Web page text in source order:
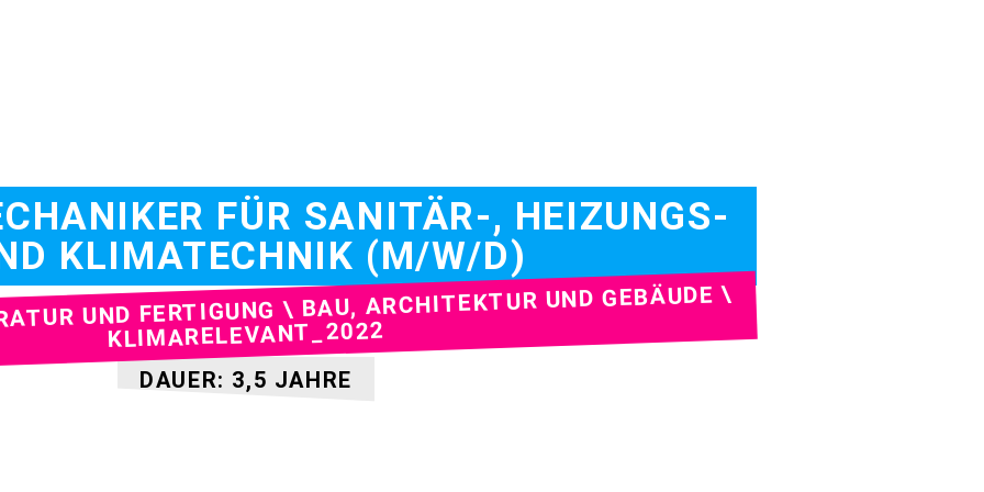
FÜR SANITÄR-, HEIZUNGS-
KLIMATECHNIK (M/W/D)
UND FERTIGUNG \ BAU, ARCHITEKTUR UND GEBÄUDE \
KLIMARELEVANT_2022
DAUER: 3,5 JAHRE